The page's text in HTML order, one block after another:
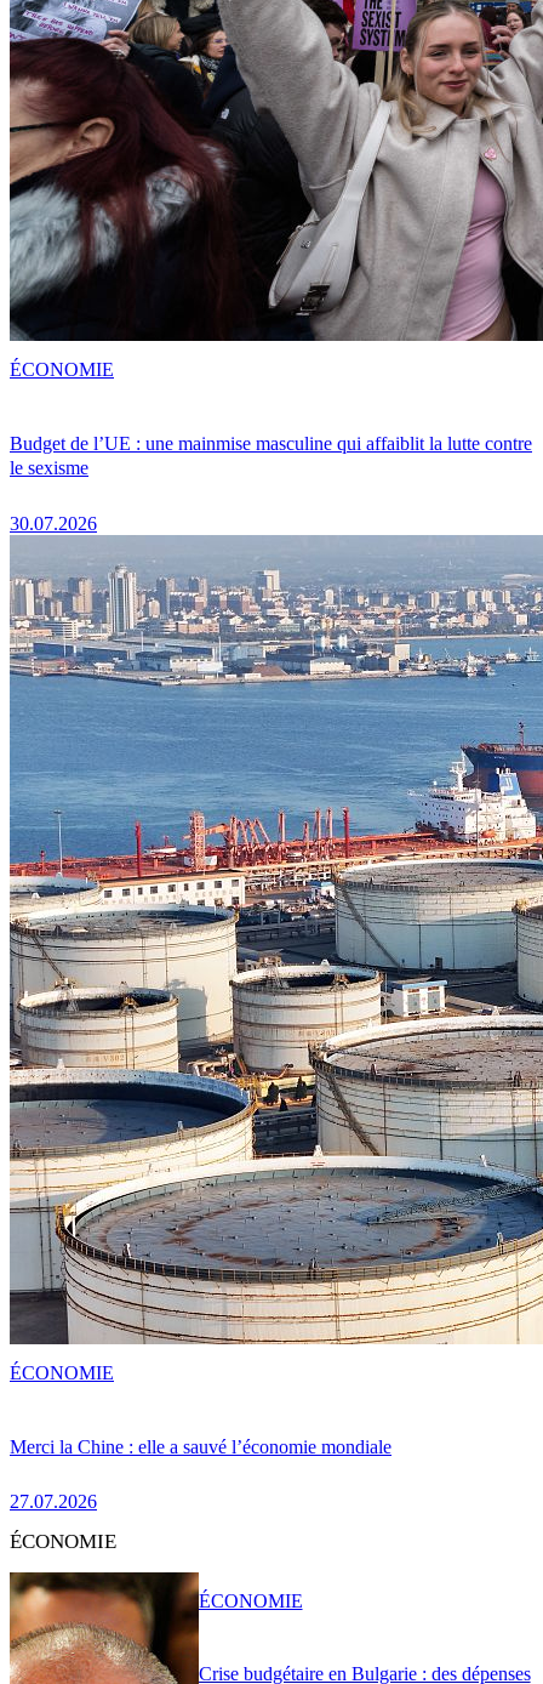
Budget de l’UE : une mainmise masculine qui affaiblit la lutte contre
le sexisme
30.07.2026
ÉCONOMIE
Merci la Chine : elle a sauvé l’économie mondiale
27.07.2026
ÉCONOMIE
ÉCONOMIE
Crise budgétaire en Bulgarie : des dépenses
ÉCONOMIE